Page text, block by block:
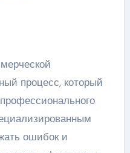
процесс, который
ошибок и